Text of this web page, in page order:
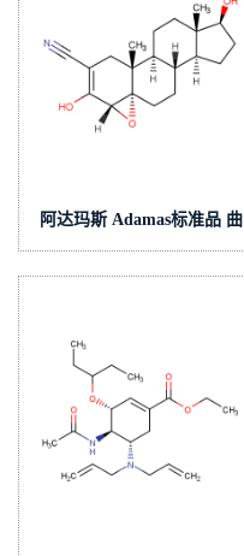
阿达玛斯 Adamas标准品 曲
洛斯坦,cas号:13647-35-3,货